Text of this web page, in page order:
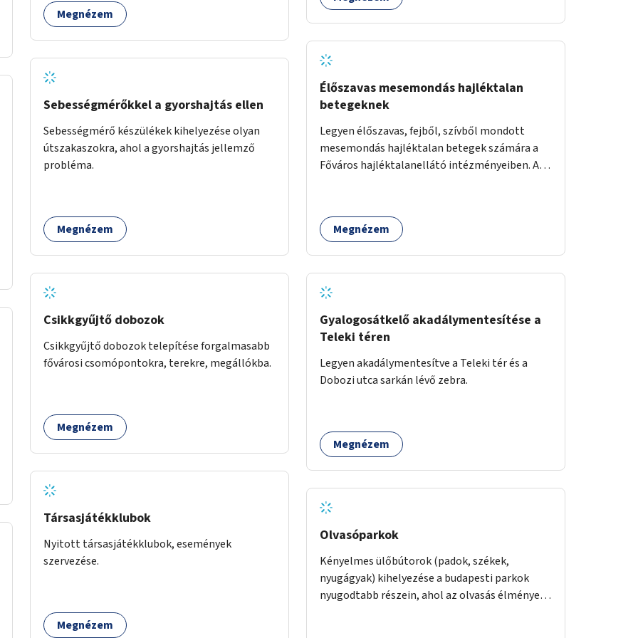
Megnézem
Sebességmérőkkel a gyorshajtás ellen
Sebességmérő készülékek kihelyezése olyan
útszakaszokra, ahol a gyorshajtás jellemző
probléma.
Megnézem
Csikkgyűjtő dobozok
Csikkgyűjtő dobozok telepítése forgalmasabb
fővárosi csomópontokra, terekre, megállókba.
Megnézem
Társasjátékklubok
Nyitott társasjátékklubok, események
szervezése.
Megnézem
Élőszavas mesemondás hajléktalan
betegeknek
Legyen élőszavas, fejből, szívből mondott
mesemondás hajléktalan betegek számára a
Főváros hajléktalanellátó intézményeiben. A
végzettségű emberek végeznék.
Megnézem
Gyalogosátkelő akadálymentesítése a
Teleki téren
Legyen akadálymentesítve a Teleki tér és a
Dobozi utca sarkán lévő zebra.
Megnézem
Olvasóparkok
Kényelmes ülőbútorok (padok, székek,
nyugágyak) kihelyezése a budapesti parkok
nyugodtabb részein, ahol az olvasás élménye